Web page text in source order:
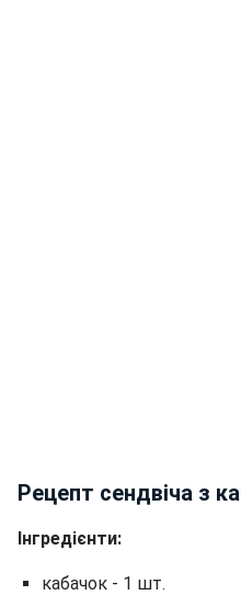
Рецепт сендвіча з
Інгредієнти:
кабачок - 1 шт.